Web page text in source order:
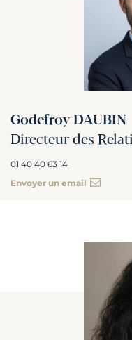
Godefroy DAUBIN
Directeur des
01 40 40 63 14
Envoyer un email